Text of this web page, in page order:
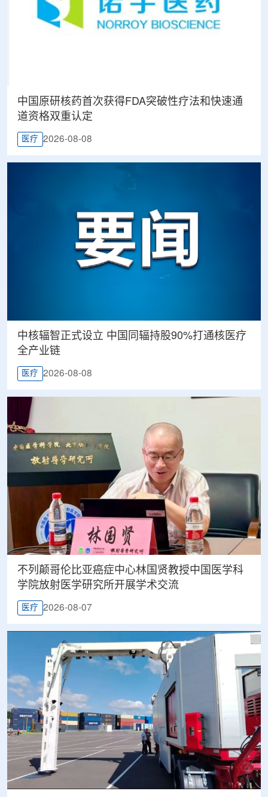
中国原研核药首次获得FDA突破性疗法和快速通
道资格双重认定
医疗 2026-08-08
中核辐智正式设立 中国同辐持股90%打通核医疗
全产业链
医疗 2026-08-08
不列颠哥伦比亚癌症中心林国贤教授中国医学科
学院放射医学研究所开展学术交流
医疗 2026-08-07